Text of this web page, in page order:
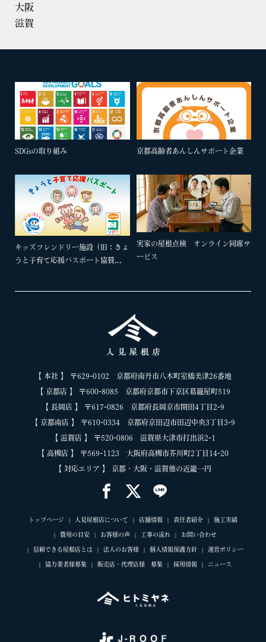
大阪
滋賀
SDGsの取り組み 京都高齢者あんしんサポート企業
キッズフレンドリー施設（旧：きょ
うと子育て応援パスポート協賛...
実家の屋根点検 オンライン同席サ
ービス
【 本社 】 〒629-0102 京都府南丹市八木町室橋美津26番地
【 京都店 】 〒600-8085 京都府京都市下京区葛籠屋町519
【 長岡店 】 〒617-0826 京都府長岡京市開田4丁目2-9
【 京都南店 】 〒610-0334 京都府京田辺市田辺中央3丁目3-9
【 滋賀店 】 〒520-0806 滋賀県大津市打出浜2-1
【 高槻店 】 〒569-1123 大阪府高槻市芥川町2丁目14-20
【 対応エリア 】 京都・大阪・滋賀他の近畿一円
トップページ 人見屋根店について 店舗情報 責任者紹介 施工実績
費用の目安 お客様の声 工事の流れ お問い合わせ
信頼できる屋根店とは 法人のお客様 個人情報保護方針 運営ポリシー
協力業者様募集 販売店・代理店様 募集 採用情報 ニュース